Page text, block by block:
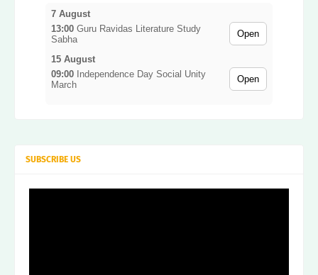
Sessi
on
7 August
13:00 Guru Ravidas Literature Study
Sabha
Open
15 August
09:00 Independence Day Social Unity
March
Open
SUBSCRIBE US